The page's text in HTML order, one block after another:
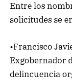
Entre los
solicitudes se
•Francisco
Exgobernador
delincuencia